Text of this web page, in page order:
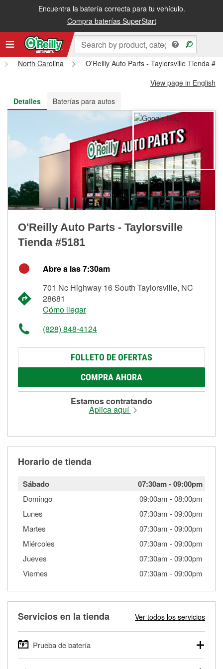
Encuentra la batería correcta para tu vehículo.
Compra baterías SuperStart
Recibe tu orden gratis al día siguiente o recógela en la tienda
North Carolina
O'Reilly Auto Parts - Taylorsville Tienda
View page in English
Detalles
Baterías para autos
O'Reilly Auto Parts - Taylorsville
Tienda #5181
Abre a las 7:30am
701 Nc Highway 16 South Taylorsville, NC
28681
Cómo llegar
(828) 848-4124
FOLLETO DE OFERTAS
COMPRA AHORA
Estamos contratando
Aplica aquí
Horario de tienda
Sábado 07:30am-09:00pm
Domingo 09:00am -08:00pm
Lunes
07:30am -09:00pm
Martes
07:30am -09:00pm
Miércoles
07:30am -09:00pm
Jueves
07:30am -09:00pm
Viernes
07:30am -09:00pm
Servicios en la tienda Ver todos los servicios
Prueba de batería